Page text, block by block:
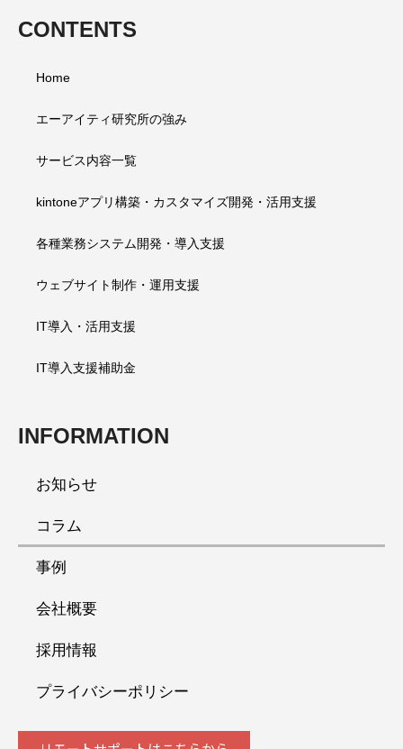
CONTENTS
Home
エーアイティ研究所の強み
サービス内容一覧
kintoneアプリ構築・カスタマイズ開発・活用支援
各種業務システム開発・導入支援
ウェブサイト制作・運用支援
IT導入・活用支援
IT導入支援補助金
INFORMATION
お知らせ
コラム
事例
会社概要
採用情報
プライバシーポリシー